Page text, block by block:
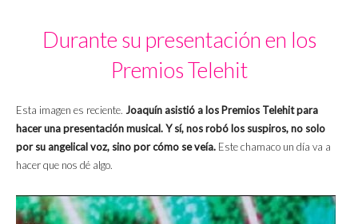
Durante su presentación en los
Premios Telehit
Esta imagen es reciente. Joaquín asistió a los Premios Telehit para
hacer una presentación musical. Y sí, nos robó los suspiros, no solo
por su angelical voz, sino por cómo se veía. Este chamaco un día va a
hacer que nos dé algo.